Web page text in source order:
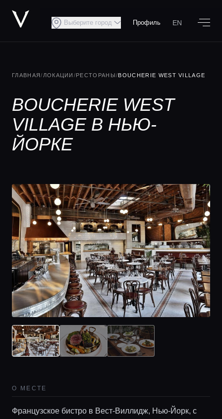
Выберите город Профиль EN
ГЛАВНАЯ/ ЛОКАЦИИ /РЕСТОРАНЫ/BOUCHERIE WEST VILLAGE
BOUCHERIE WEST
VILLAGE В НЬЮ-
ЙОРКЕ
О МЕСТЕ
Французское бистро в Вест-Виллидж, Нью-Йорк, с